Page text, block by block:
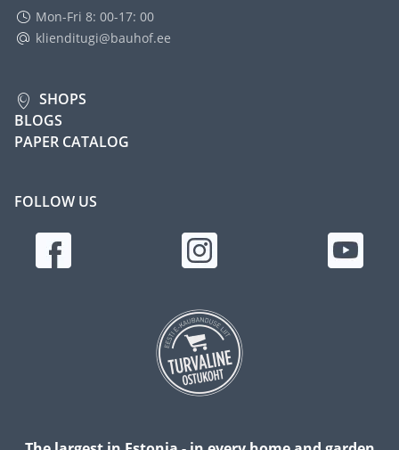
Mon-Fri 8: 00-17: 00
klienditugi@bauhof.ee
SHOPS
BLOGS
PAPER CATALOG
FOLLOW US